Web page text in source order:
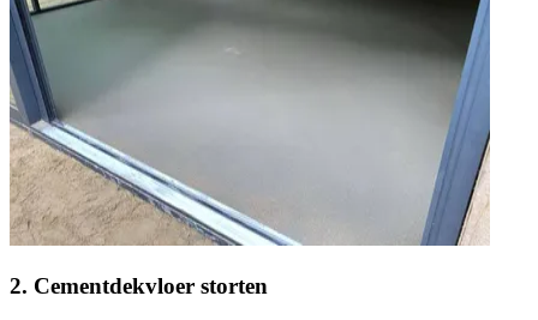
2. Cementdekvloer storten